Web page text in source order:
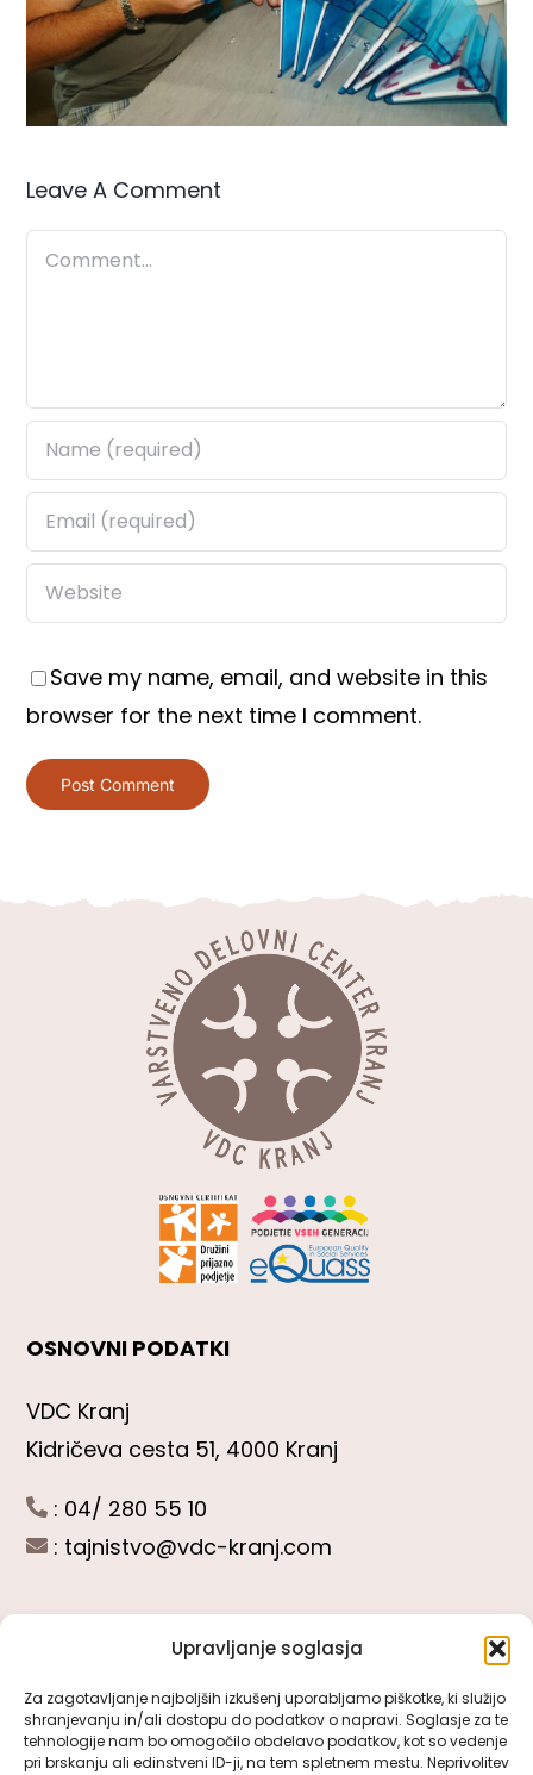
Upravljanje soglasja
Za zagotavljanje najboljših izkušenj uporabljamo piškotke, ki služijo
shranjevanju in/ali dostopu do podatkov o napravi. Soglasje za te
tehnologije nam bo omogočilo obdelavo podatkov, kot so vedenje
pri brskanju ali edinstveni ID-ji, na tem spletnem mestu. Neprivolitev
Leave A Comment
Comment
Save my name, email, and website in this
browser for the next time I comment.
OSNOVNI PODATKI
VDC Kranj
Kidričeva cesta 51, 4000 Kranj
: 04/ 280 55 10
: tajnistvo@vdc-kranj.com
Toggle
Navigation